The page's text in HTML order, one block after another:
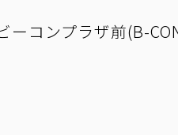
コンプラザ前(B-